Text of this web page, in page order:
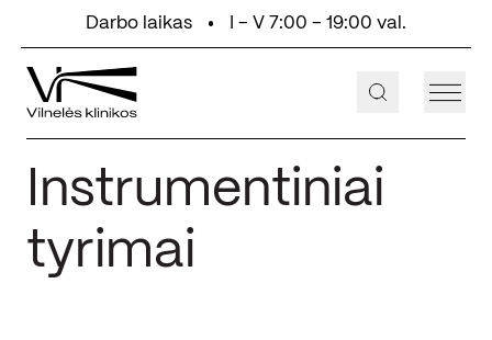
Eiti prie turinioDarbo laikas I - V 7:00 - 19:00 val.
+370 647 55 000
Instrumentiniai
tyrimai